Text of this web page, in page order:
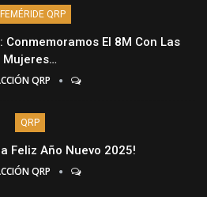
QRP
Conmemoramos El 8M Con Las
Mujeres…
QRP
QRP
Feliz Año Nuevo 2025!
QRP